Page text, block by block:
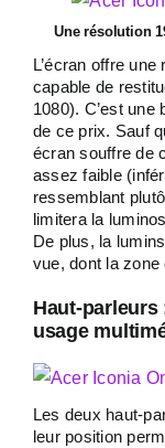
Une résolution
L’écran offre
capable de
1080). C’est une
de ce prix. Sauf
écran souffre de
assez faible
ressemblant
limitera la
De plus, la
vue, dont la zone
Haut-parleurs
usage
Les deux haut-
leur position